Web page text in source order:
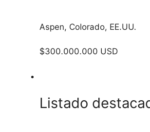
Aspen, Colorado, EE.UU.
$300.000.000 USD
Listado